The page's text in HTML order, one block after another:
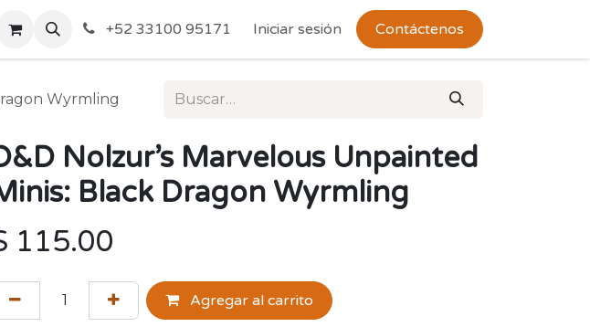
Politicas de Envío y Devoluciones
+52 33100 95171 Iniciar sesión Contáctenos
Wyrmling
Nolzur’s Marvelous Unpainted
Black Dragon Wyrmling
115.00
Agregar al carrito